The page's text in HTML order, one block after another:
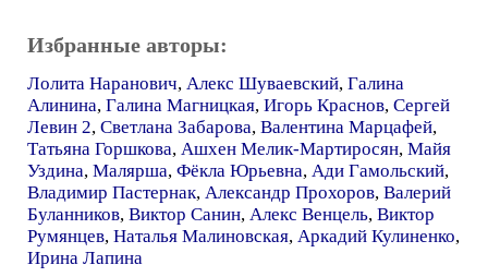
Избранные авторы:
Лолита Наранович, Алекс Шуваевский, Галина
Алинина, Галина Магницкая, Игорь Краснов, Сергей
Левин 2, Светлана Забарова, Валентина Марцафей,
Татьяна Горшкова, Ашхен Мелик-Мартиросян, Майя
Уздина, Малярша, Фёкла Юрьевна, Ади Гамольский,
Владимир Пастернак, Александр Прохоров, Валерий
Буланников, Виктор Санин, Алекс Венцель, Виктор
Румянцев, Наталья Малиновская, Аркадий Кулиненко,
Ирина Лапина